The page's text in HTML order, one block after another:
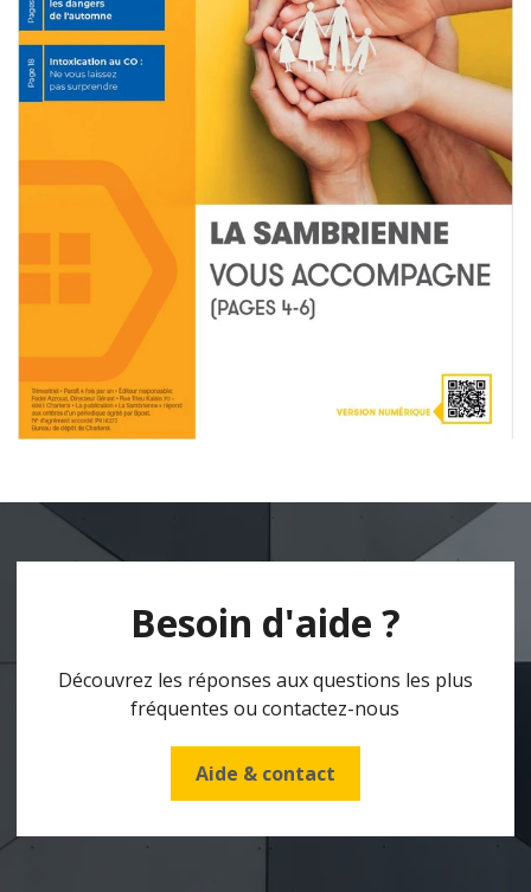
Besoin d'aide ?
Découvrez les réponses aux questions les plus
fréquentes ou contactez-nous
Aide & contact